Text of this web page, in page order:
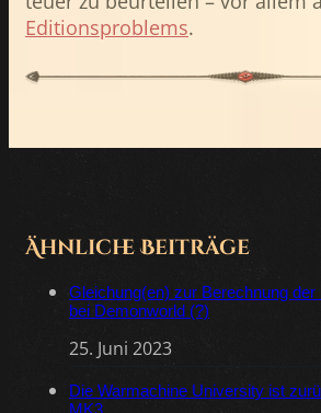
Editionsproblems.
Ähnliche Beiträge
Gleichung(en) zur Berechnung der
bei Demonworld (?)
25. Juni 2023
Die Warmachine University ist
MK3